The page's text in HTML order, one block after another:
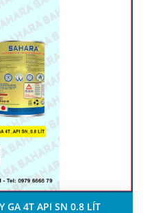
GA 4T API SN 0.8 LÍT